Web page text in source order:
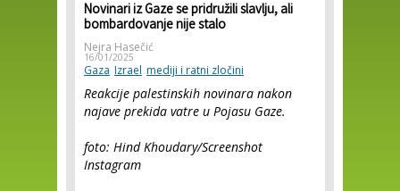
Novinari iz Gaze se pridružili slavlju, ali
bombardovanje nije stalo
Nejra Hasečić
16/01/2025
Gaza Izrael mediji i ratni zločini
Reakcije palestinskih novinara nakon
najave prekida vatre u Pojasu Gaze.
foto: Hind Khoudary/Screenshot
Instagram